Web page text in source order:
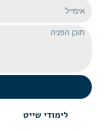
הודעה
לימודי שייט